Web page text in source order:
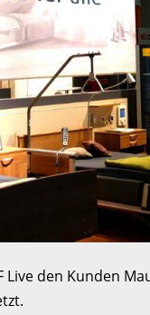
Live den Kunden